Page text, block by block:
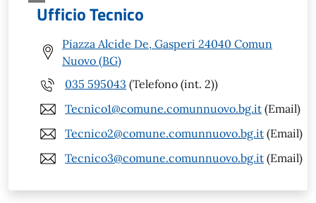
Ufficio Tecnico
Piazza Alcide De, Gasperi 24040 Comun
Nuovo (BG)
035 595043 (Telefono (int. 2))
Tecnico1@comune.comunnuovo.bg.it (Email)
Tecnico2@comune.comunnuovo.bg.it (Email)
Tecnico3@comune.comunnuovo.bg.it (Email)